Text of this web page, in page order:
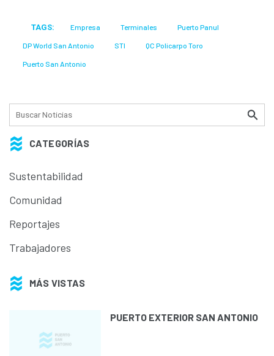
CATEGORÍAS
Sustentabilidad
Comunidad
Reportajes
Trabajadores
MÁS VISTAS
PUERTO EXTERIOR SAN ANTONIO
TAGS: Empresa Terminales Puerto Panul
DP World San Antonio STI QC Policarpo Toro
Puerto San Antonio